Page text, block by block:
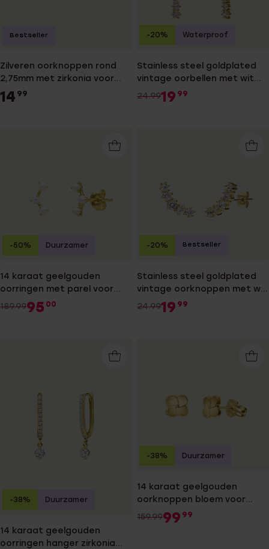
Zilveren oorknoppen rond
2,75mm met zirkonia voor
dames
14 99
Bestseller
Stainless steel goldplated
vintage oorbellen met wit
zirkonia
24.9919 99
-20% Waterproof
14 karaat geelgouden
oorringen met parel voor
dames
189.9995 00
-50% Duurzamer
Stainless steel goldplated
vintage oorknoppen met wit
zirkonia
24.9919 99
-20% Bestseller
14 karaat geelgouden
oorringen hanger zirkonia
-38% Duurzamer
14 karaat geelgouden
oorknoppen bloem voor
dames
159.9999 99
-38% Duurzamer